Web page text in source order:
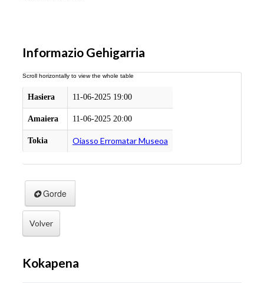
Informazio Gehigarria
Hasiera 11-06-2025 19:00
Amaiera 11-06-2025 20:00
Tokia Oiasso Erromatar Museoa
Gorde
Volver
Kokapena